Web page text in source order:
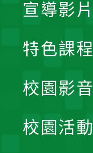
宣導影片
特色課程
校園影音
校園活動